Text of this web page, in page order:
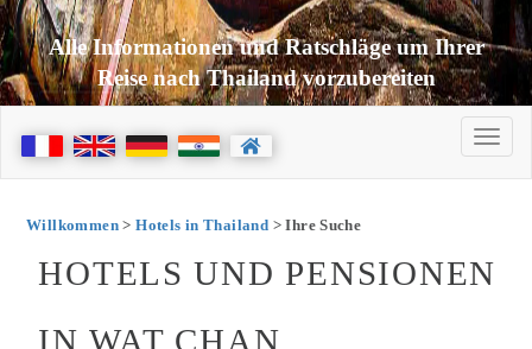
Alle Informationen und Ratschläge um Ihrer
Reise nach Thailand vorzubereiten
Willkommen>Hotels in Thailand > Ihre Suche
HOTELS UND PENSIONEN
IN WAT CHAN